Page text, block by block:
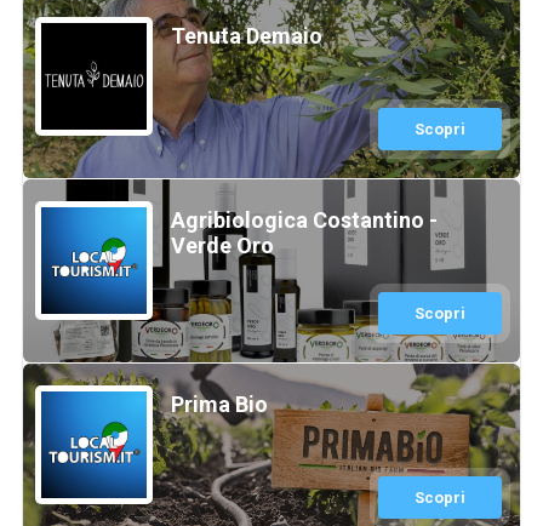
Tenuta Demaio
Scopri
Agribiologica Costantino -
Verde Oro
Scopri
Prima Bio
Scopri